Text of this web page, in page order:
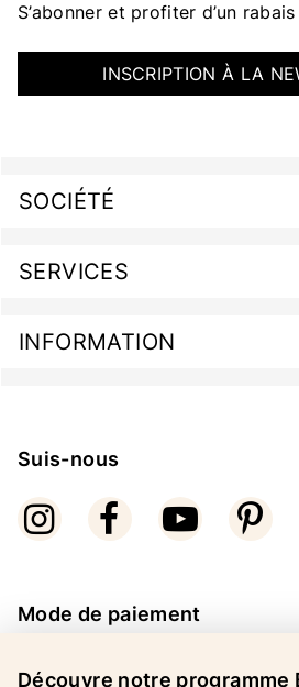
S’abonner et profiter d’un rabais
INSCRIPTION À LA
SOCIÉTÉ
SERVICES
INFORMATION
Suis-nous
Mode de paiement
Découvre notre programme